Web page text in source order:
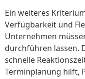
Ein weiteres
Verfügbarkeit und
Unternehmen
durchführen lassen.
schnelle
Terminplanung hilft,